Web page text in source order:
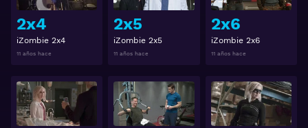
2x4
iZombie 2x4
11 años hace
2x5
iZombie 2x5
11 años hace
2x6
iZombie 2x6
11 años hace
Ver Ver